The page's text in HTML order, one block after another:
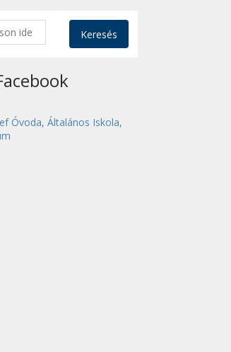
Keresés
Óvoda, Általános Iskola,